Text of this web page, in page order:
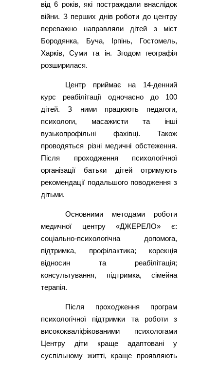
від 6 років, які постраждали внаслідок
війни. З перших днів роботи до центру
переважно направляли дітей з міст
Бородянка, Буча, Ірпінь, Гостомель,
Харків, Суми та ін. Згодом географія
розширилася.
Центр приймає на 14-денний
курс реабілітації одночасно до 100
дітей. З ними працюють педагоги,
психологи, масажисти та інші
вузькопрофільні фахівці. Також
проводяться різні медичні обстеження.
Після проходження психологічної
організації батьки дітей отримують
рекомендації подальшого поводження з
дітьми.
Основними методами роботи
медичної центру «ДЖЕРЕЛО» є:
соціально-психологічна допомога,
підтримка, профілактика; корекція
відносин та реабілітація;
консультування, підтримка, сімейна
терапія.
Після проходження програм
психологічної підтримки та роботи з
висококваліфікованими психологами
Центру діти краще адаптовані у
суспільному житті, краще проявляють